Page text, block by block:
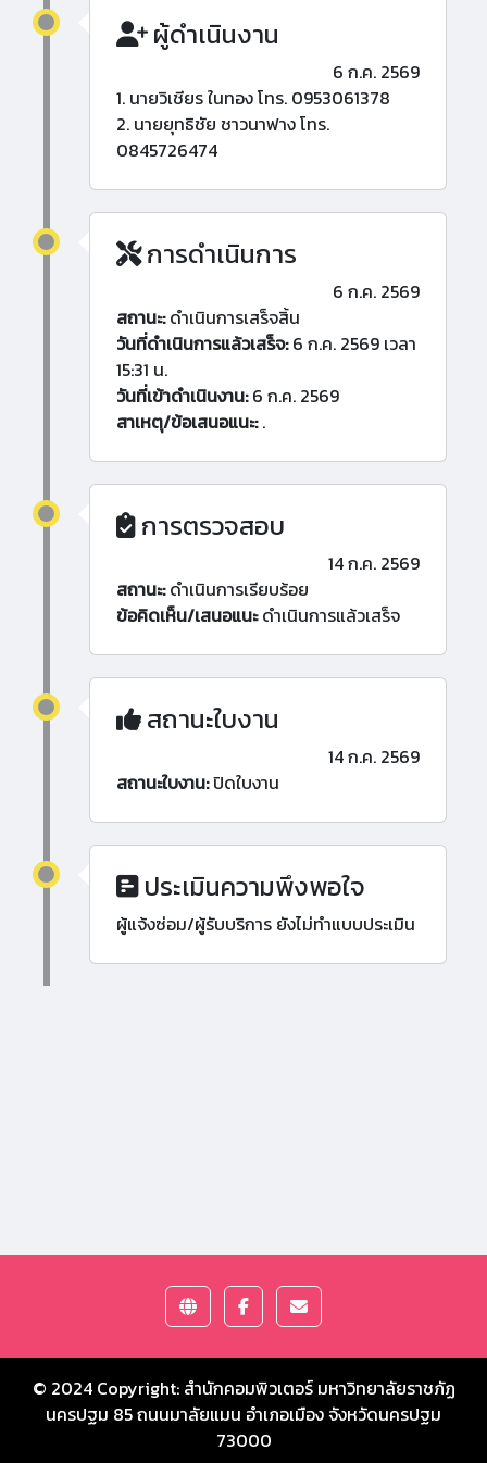
ผู้ดำเนินงาน
6 ก.ค. 2569
1. นายวิเชียร ในทอง โทร. 0953061378
2. นายยุทธิชัย ชาวนาฟาง โทร.
0845726474
การดำเนินการ
6 ก.ค. 2569
สถานะ:ดำเนินการเสร็จสิ้น
วันที่ดำเนินการแล้วเสร็จ:6 ก.ค. 2569 เวลา
15:31 น.
วันที่เข้าดำเนินงาน:6 ก.ค. 2569
สาเหตุ/ข้อเสนอแนะ:.
การตรวจสอบ
14 ก.ค. 2569
สถานะ:ดำเนินการเรียบร้อย
ข้อคิดเห็น/เสนอแนะดำเนินการแล้วเสร็จ
สถานะใบงาน
14 ก.ค. 2569
สถานะใบงาน:ปิดใบงาน
ประเมินความพึงพอใจ
ผู้แจ้งซ่อม/ผู้รับบริการ ยังไม่ทำแบบประเมิน
© 2024 Copyright: สำนักคอมพิวเตอร์ มหาวิทยาลัยราชภัฏ
นครปฐม 85 ถนนมาลัยแมน อำเภอเมือง จังหวัดนครปฐม
73000